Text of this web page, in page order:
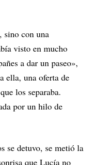
sino con una
visto en mucho
a dar un paseo»,
ella, una oferta de
los separaba.
por un hilo de
se detuvo, se metió la
que Lucía no